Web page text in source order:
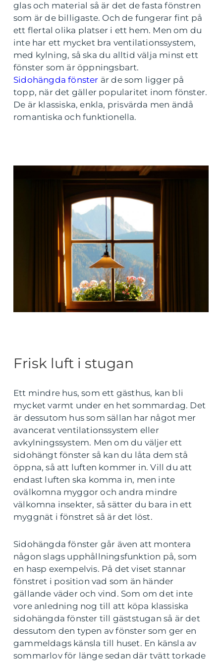
glas och material så är det de fasta fönstren
som är de billigaste. Och de fungerar fint på
ett flertal olika platser i ett hem. Men om du
inte har ett mycket bra ventilationssystem,
med kylning, så ska du alltid välja minst ett
fönster som är öppningsbart.
Sidohängda fönster är de som ligger på
topp, när det gäller popularitet inom fönster.
De är klassiska, enkla, prisvärda men ändå
romantiska och funktionella.
Frisk luft i stugan
Ett mindre hus, som ett gästhus, kan bli
mycket varmt under en het sommardag. Det
är dessutom hus som sällan har något mer
avancerat ventilationssystem eller
avkylningssystem. Men om du väljer ett
sidohängt fönster så kan du låta dem stå
öppna, så att luften kommer in. Vill du att
endast luften ska komma in, men inte
ovälkomna myggor och andra mindre
välkomna insekter, så sätter du bara in ett
myggnät i fönstret så är det löst.
Sidohängda fönster går även att montera
någon slags upphållningsfunktion på, som
en hasp exempelvis. På det viset stannar
fönstret i position vad som än händer
gällande väder och vind. Som om det inte
vore anledning nog till att köpa klassiska
sidohängda fönster till gäststugan så är det
dessutom den typen av fönster som ger en
gammeldags känsla till huset. En känsla av
sommarlov för länge sedan där tvätt torkade